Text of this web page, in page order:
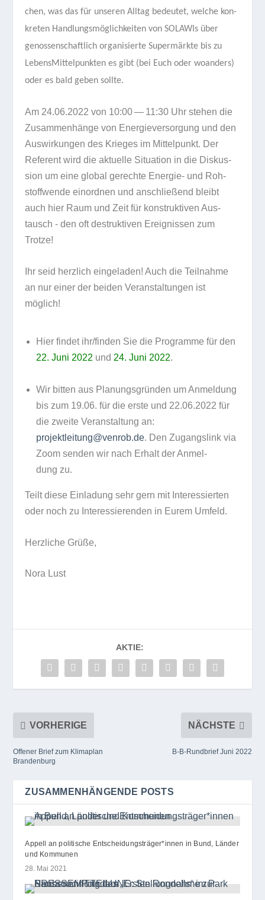
chen, was das für unse­ren All­tag bedeu­tet, wel­che kon­
kre­ten Hand­lungs­mög­lich­kei­ten von SOLA­WIs über
genos­sen­schaft­lich orga­ni­sierte Super­märkte bis zu
Lebens­Mit­tel­punk­ten es gibt (bei Euch oder woan­ders)
oder es bald geben sollte.
Am 24.06.2022von 10:00 — 11:30 Uhrste­hen die
Zusam­men­hänge von Ener­gie­ver­sor­gung und den
Aus­wir­kun­gen des Krie­ges im Mit­tel­punkt. Der
Refe­rent wird die aktu­elle Situa­tion in die Dis­kus­
sion um eine glo­bal gerechte Ener­gie- und Roh­
stoff­wende ein­ord­nen und anschlie­ßend bleibt
auch hier Raum und Zeit für kon­struk­ti­ven Aus­
tausch- den oft destruk­ti­ven Ereig­nis­sen zum
Trotze!
Ihr seid herz­lich ein­ge­la­den! Auch die Teil­nahme
an nur einer der bei­den Ver­an­stal­tun­gen ist
möglich!
Hier fin­det ihr/​finden Sie die Pro­gramme für den
22. Juni 2022 und 24. Juni 2022.
Wir bit­ten aus Pla­nungs­grün­den umAnmel­dung
bis zum 19.06. für die erste und 22.06.2022 für
die zweite Ver­an­stal­tung an:
projektleitung@venrob.de. Den Zugangs­link via
Zoomsen­den wir nach Erhalt der Anmel­
dung zu.
Teilt diese Ein­la­dung sehr gern mit Inter­es­sier­ten
oder noch zu Inter­es­sie­ren­den in Eurem Umfeld.
Herz­li­che Grüße,
Nora Lust
AKTIE:
VORHERIGE
Offener Brief zum Klimaplan
Brandenburg
NÄCHSTE
B‑B-Rundbrief Juni 2022
ZUSAMMENHÄNGENDE POSTS
Appell an politische Entscheidungsträger*innen in Bund, Länder
und Kommunen
28. Mai 2021